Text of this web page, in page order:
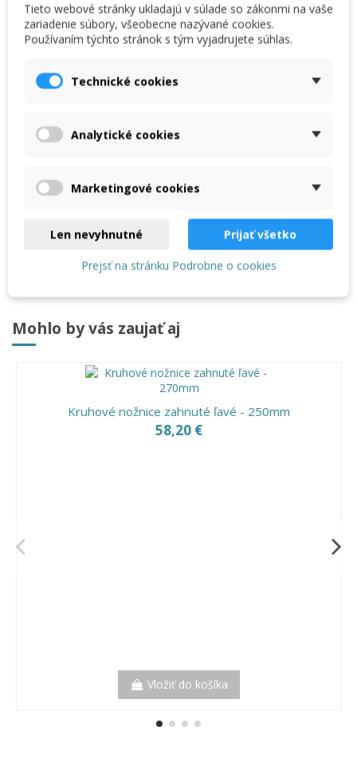
Mohlo by vás zaujať aj
Kruhové nožnice zahnuté ľavé - 250mm
58,20 €
Vložiť do košíka
Tieto webové stránky ukladajú v súlade so zákonmi na vaše
zariadenie súbory, všeobecne nazývané cookies.
Používaním týchto stránok s tým vyjadrujete súhlas.
Technické cookies
Analytické cookies
Marketingové cookies
Len nevyhnutné Prijať všetko
Prejsť na stránku Podrobne o cookies